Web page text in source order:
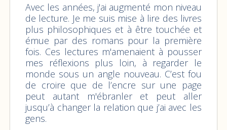
Avec les années, j'ai augmenté mon niveau
de lecture. Je me suis mise à lire des livres
plus philosophiques et à être touchée et
émue par des romans pour la première
fois. Ces lectures m'amenaient à pousser
mes réflexions plus loin, à regarder le
monde sous un angle nouveau. C’est fou
de croire que de l’encre sur une page
peut autant m'ébranler et peut aller
jusqu’à changer la relation que j’ai avec les
gens.